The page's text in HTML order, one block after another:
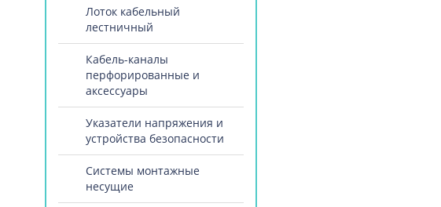
Лоток кабельный
лестничный
Кабель-каналы
перфорированные и
аксессуары
Указатели напряжения и
устройства безопасности
Системы монтажные
несущие